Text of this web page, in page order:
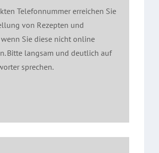
Telefonnummer erreichen Sie
von Rezepten und
Sie diese nicht online
Bitte langsam und deutlich auf
sprechen.